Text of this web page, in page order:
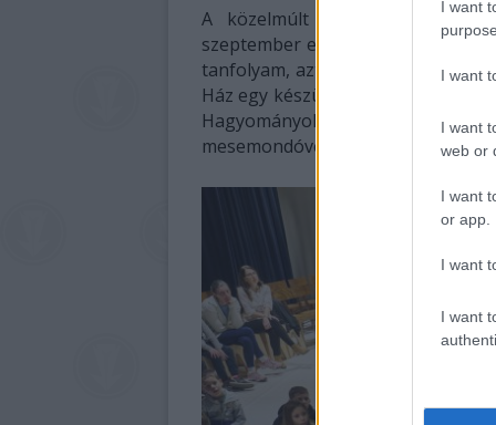
I want
I want
I want
web or
I want
or app.
I want
I want
A közelmúlt eseményei is a
szeptember elején
tanfolyam, aztán az ismert
Ház egy készülő kötet
Hagyományok Háza új
mesemondóversenyek